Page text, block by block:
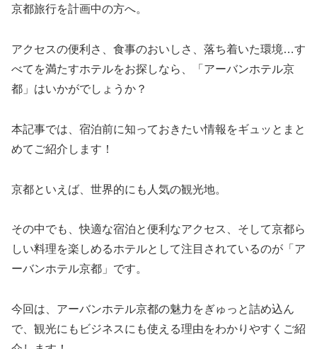
京都旅行を計画中の方へ。
アクセスの便利さ、食事のおいしさ、落ち着いた環境…す
べてを満たすホテルをお探しなら、「アーバンホテル京
都」はいかがでしょうか？
本記事では、宿泊前に知っておきたい情報をギュッとまと
めてご紹介します！
京都といえば、世界的にも人気の観光地。
その中でも、快適な宿泊と便利なアクセス、そして京都ら
しい料理を楽しめるホテルとして注目されているのが「ア
ーバンホテル京都」です。
今回は、アーバンホテル京都の魅力をぎゅっと詰め込ん
で、観光にもビジネスにも使える理由をわかりやすくご紹